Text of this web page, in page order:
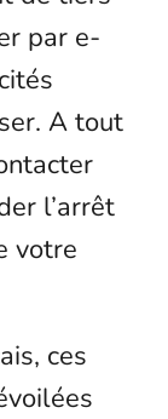
par e-
A tout
l’arrêt
votre
ces